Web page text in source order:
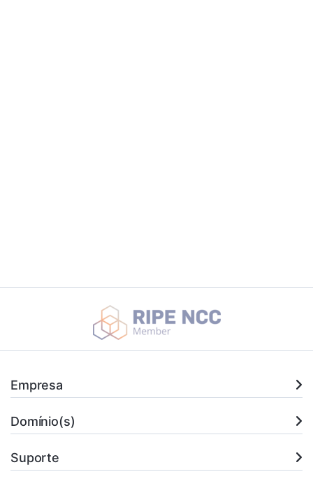
Empresa
Domínio(s)
Suporte